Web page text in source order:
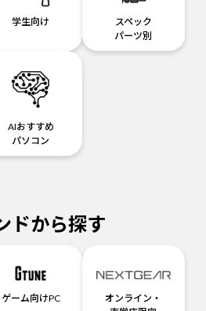
学生向け
スペック
パーツ別
AIおすすめ
パソコン
ドから探す
ゲーム向けPC
オンライン・